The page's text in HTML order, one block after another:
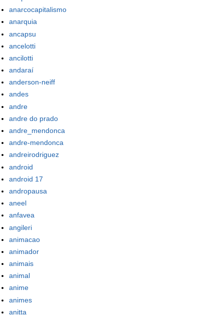
anarcocapitalismo
anarquia
ancapsu
ancelotti
ancilotti
andaraí
anderson-neiff
andes
andre
andre do prado
andre_mendonca
andre-mendonca
andreirodriguez
android
android 17
andropausa
aneel
anfavea
angileri
animacao
animador
animais
animal
anime
animes
anitta